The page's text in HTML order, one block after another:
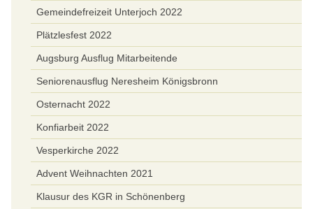
Gemeindefreizeit Unterjoch 2022
Plätzlesfest 2022
Augsburg Ausflug Mitarbeitende
Seniorenausflug Neresheim Königsbronn
Osternacht 2022
Konfiarbeit 2022
Vesperkirche 2022
Advent Weihnachten 2021
Klausur des KGR in Schönenberg